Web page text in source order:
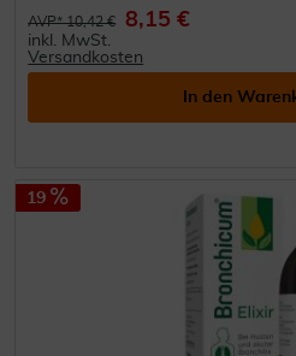
AVP* 10,42 € 8,15 €
inkl. MwSt.
Versandkosten
In den
19